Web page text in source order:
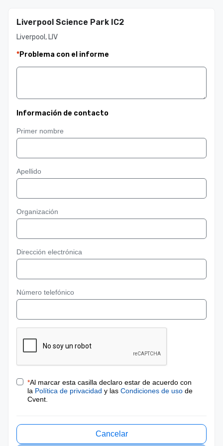
Liverpool Science Park IC2
Liverpool, LIV
*Problema con el informe
Información de contacto
Primer nombre
Apellido
Organización
Dirección electrónica
Número telefónico
*Al marcar esta casilla declaro estar de acuerdo con
la Política de privacidad y las Condiciones de uso de
Cvent.
Cancelar